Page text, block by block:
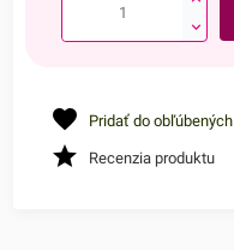
Pridať do obľúbených
Recenzia produktu